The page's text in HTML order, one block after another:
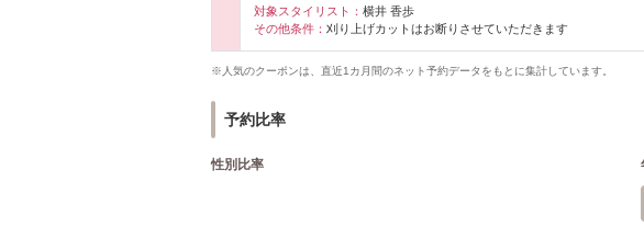
対象スタイリスト： 横井 香歩
その他条件： 刈り上げカットはお断りさせていただきます
※人気のクーポンは、直近1カ月間のネット予約データをもとに集計しています。
予約比率
性別比率